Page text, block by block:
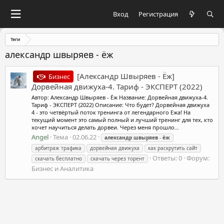
Вход Регистрация
Теги
александр швыряев - ёж
Бизнес
[Александр Швыряев - Ёж]
Дорвейная движуха-4. Тариф - ЭКСПЕРТ (2022)
Автор: Александр Швыряев - Ёж Название: Дорвейная движуха-4.
Тариф - ЭКСПЕРТ (2022) Описание: Что будет? Дорвейная движуха
4 - это четвёртый поток тренинга от легендарного Ежа! На
текущий момент это самый полный и лучший тренинг для тех, кто
хочет научиться делать дорвеи. Через меня прошло...
Angel Тема 02.06.22 александр швыряев - ёж
арбитраж трафика
дорвейная движуха
как раскрутить сайт
скачать бесплатно
скачать через торент Ответы: 0 Форум:
Бизнес и Аналитика